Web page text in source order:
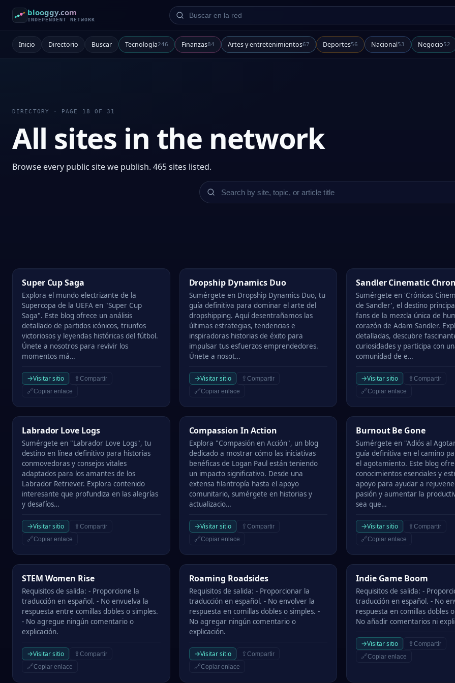
blooggy.com
INDEPENDENT NETWORK
Buscar en la red
Inicio Directorio Buscar Tecnología246 Finanzas84 Artes y entretenimientos67 Deportes56 Nacional53 Negocio52
DIRECTORY · PAGE 18 OF 31
All sites in the network
Browse every public site we publish. 465 sites listed.
Super Cup Saga
Super Cup Saga
Explora el mundo electrizante de la
Supercopa de la UEFA en "Super Cup
Saga". Este blog ofrece un análisis
detallado de partidos icónicos, triunfos
victoriosos y leyendas históricas del fútbol.
Únete a nosotros para revivir los
momentos má…
→Visitar sitio ⇪ Compartir
🔗Copiar enlace
Dropship Dynamics Duo
Dropship Dynamics Duo
Sumérgete en Dropship Dynamics Duo, tu
guía definitiva para dominar el arte del
dropshipping. Aquí desentrañamos las
últimas estrategias, tendencias e
inspiradoras historias de éxito para
impulsar tus esfuerzos emprendedores.
Únete a nosot…
→Visitar sitio ⇪ Compartir
🔗Copiar enlace
Sandler Cinematic Chronicles
Sandler Cinematic
Sumérgete en 'Crónicas
de Sandler', el destino
fans de la mezcla única de
corazón de Adam Sandler.
detalladas, descubre
curiosidades y participa con
comunidad de e…
→Visitar sitio ⇪ Compartir
🔗Copiar enlace
Labrador Love Logs
Labrador Love Logs
Sumérgete en "Labrador Love Logs", tu
destino en línea definitivo para historias
conmovedoras y consejos vitales
adaptados para los amantes de los
Labrador Retriever. Explora contenido
interesante que profundiza en las alegrías
y desafíos…
→Visitar sitio ⇪ Compartir
🔗Copiar enlace
Compassion In Action
Compassion In Action
Explora "Compasión en Acción", un blog
dedicado a mostrar cómo las iniciativas
benéficas de Logan Paul están teniendo
un impacto significativo. Desde una
extensa filantropía hasta el apoyo
comunitario, sumérgete en historias y
actualizacio…
→Visitar sitio ⇪ Compartir
🔗Copiar enlace
Burnout Be Gone
Burnout Be Gone
Sumérgete en "Adiós al
guía definitiva en el camino
el agotamiento. Este blog
conocimientos esenciales y
apoyo para ayudar a
pasión y aumentar la
sea que…
→Visitar sitio ⇪ Compartir
🔗Copiar enlace
STEM Women Rise
STEM Women Rise
Requisitos de salida: - Proporcione la
traducción en español. - No envuelva la
respuesta entre comillas dobles o simples.
- No agregue ningún comentario o
explicación.
→Visitar sitio ⇪ Compartir
🔗Copiar enlace
Roaming Roadsides
Roaming Roadsides
Requisitos de salida: - Proporcionar la
traducción en español. - No envolver la
respuesta en comillas dobles o simples. -
No agregar ningún comentario o
explicación.
→Visitar sitio ⇪ Compartir
🔗Copiar enlace
Indie Game Boom
Indie Game Boom
Requisitos de salida: -
traducción en español. - No
respuesta en comillas dobles
No añadir comentarios ni
→Visitar sitio ⇪ Compartir
🔗Copiar enlace